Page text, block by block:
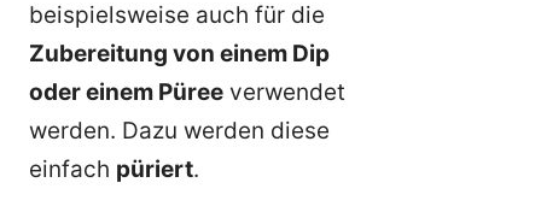
beispielsweise auch für die
Zubereitung von einem Dip
oder einem Püree verwendet
werden. Dazu werden diese
einfach püriert.